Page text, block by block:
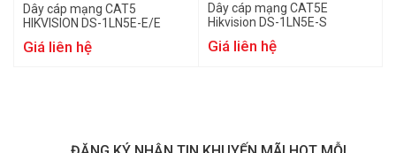
Dây cáp mạng CAT5
HIKVISION DS-1LN5E-E/E
Giá liên hệ
Dây cáp mạng CAT5E
Hikvision DS-1LN5E-S
Giá liên hệ